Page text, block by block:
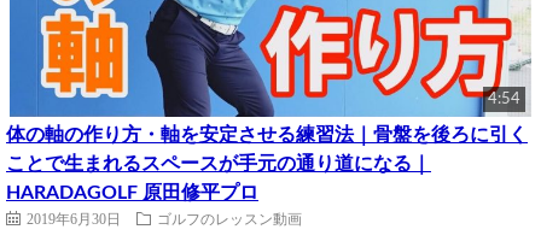
4:54
体の軸の作り方・軸を安定させる練習法｜骨盤を後ろに引く
ことで生まれるスペースが手元の通り道になる｜
HARADAGOLF 原田修平プロ
2019年6月30日 ゴルフのレッスン動画